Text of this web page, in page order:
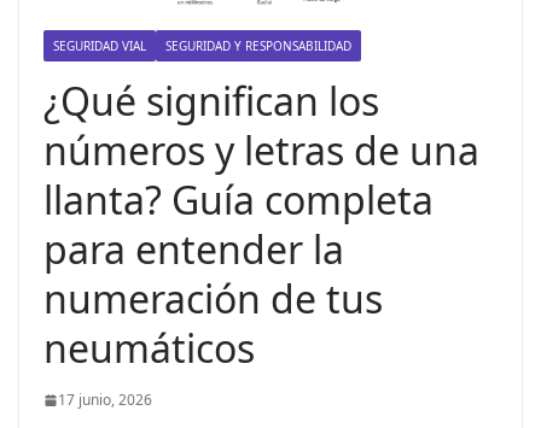
i
d
a
d
V
i
a
l
a
r
SEGURIDAD VIAL SEGURIDAD Y RESPONSABILIDAD
¿Qué significan los
números y letras de una
llanta? Guía completa
para entender la
numeración de tus
neumáticos
17 junio, 2026